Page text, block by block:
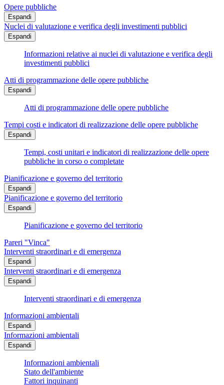
Opere pubbliche
Espandi
Nuclei di valutazione e verifica degli investimenti pubblici
Espandi
Informazioni relative ai nuclei di valutazione e verifica degli
investimenti pubblici
Atti di programmazione delle opere pubbliche
Espandi
Atti di programmazione delle opere pubbliche
Tempi costi e indicatori di realizzazione delle opere pubbliche
Espandi
Tempi, costi unitari e indicatori di realizzazione delle opere
pubbliche in corso o completate
Pianificazione e governo del territorio
Espandi
Pianificazione e governo del territorio
Espandi
Pianificazione e governo del territorio
Pareri "Vinca"
Interventi straordinari e di emergenza
Espandi
Interventi straordinari e di emergenza
Espandi
Interventi straordinari e di emergenza
Informazioni ambientali
Espandi
Informazioni ambientali
Espandi
Informazioni ambientali
Stato dell'ambiente
Fattori inquinanti